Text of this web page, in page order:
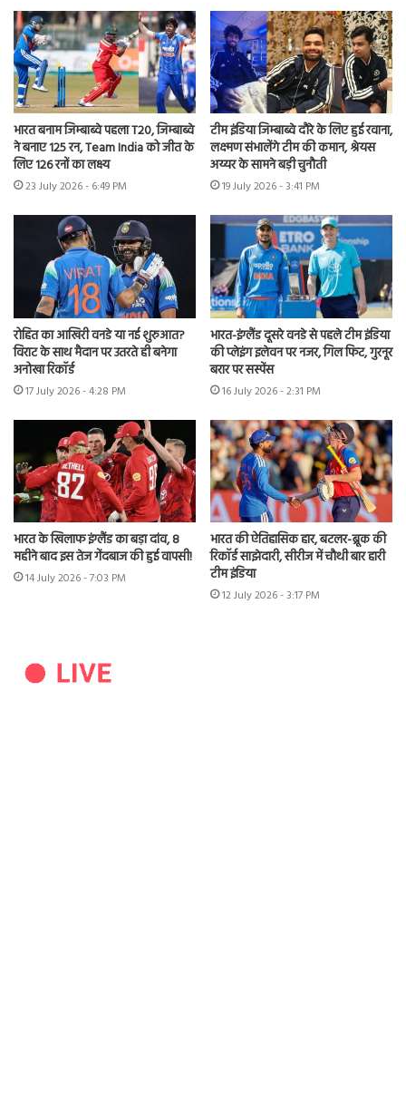
भारत बनाम जिम्बाब्वे पहला T20, जिम्बाब्वे
ने बनाए 125 रन, Team India को जीत के
लिए 126 रनों का लक्ष्य
23 July 2026 - 6:49 PM
टीम इंडिया जिम्बाब्वे दौरे के लिए हुई रवाना,
लक्ष्मण संभालेंगे टीम की कमान, श्रेयस
अय्यर के सामने बड़ी चुनौती
19 July 2026 - 3:41 PM
रोहित का आखिरी वनडे या नई शुरुआत?
विराट के साथ मैदान पर उतरते ही बनेगा
अनोखा रिकॉर्ड
17 July 2026 - 4:28 PM
भारत-इंग्लैंड दूसरे वनडे से पहले टीम इंडिया
की प्लेइंग इलेवन पर नजर, गिल फिट, गुरनूर
बरार पर सस्पेंस
16 July 2026 - 2:31 PM
भारत के खिलाफ इंग्लैंड का बड़ा दांव, 8
महीने बाद इस तेज गेंदबाज की हुई वापसी!
14 July 2026 - 7:03 PM
भारत की ऐतिहासिक हार, बटलर-ब्रूक की
रिकॉर्ड साझेदारी, सीरीज में चौथी बार हारी
टीम इंडिया
12 July 2026 - 3:17 PM